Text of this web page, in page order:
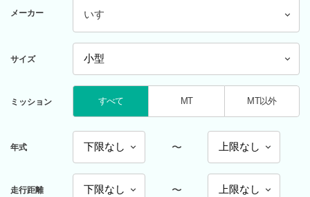
メーカー いすゞ
サイズ
ミッション すべて MT MT以外
年式 〜
走行距離 〜